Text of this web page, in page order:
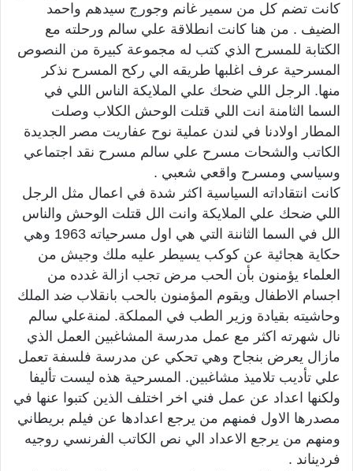
كانت تضم كل من سمير غانم وجورج سيدهم واحمد
الضيف . من هنا كانت انطلاقة علي سالم ورحلته مع
الكتابة للمسرح الذي كتب له مجموعة كبيرة من النصوص
المسرحية عرف اغلبها طريقه الي ركح المسرح نذكر
منها. الرجل اللي ضحك علي الملايكة الناس اللي في
السما الثامنة انت اللي قتلت الوحش الكلاب وصلت
المطار اولادنا في لندن عملية نوح عفاريت مصر الجديدة
الكاتب والشحات مسرح علي سالم مسرح نقد اجتماعي
وسياسي ومسرح واقعي شعبي .
كانت انتقاداته السياسية اكثر شدة في اعمال مثل الرجل
اللي ضحك علي الملايكة وانت الل قتلت الوحش والناس
الل في السما الثاننة التي هي اول مسرحياته 1963 وهي
حكاية هجائية عن كوكب يسيطر عليه ملك وجيش من
العلماء يؤمنون بأن الحب مرض تجب ازالة غدده من
اجسام الاطفال ويقوم المؤمنون بالحب بانقلاب ضد الملك
وحاشيته بقيادة وزير الطب في المملكة. لمنةعلي سالم
نال شهرته اكثر مع عمل مدرسة المشاغبين العمل الذي
مازال يعرض بنجاح وهي تحكي عن مدرسة فلسفة تعمل
علي تأديب تلاميذ مشاغبين. المسرحية هذه ليست تأليفا
ولكنها اعداد عن عمل فني اخر اختلف الذين كتبوا عنها في
مصدرها الاول فمنهم من يرجع اعدادها عن فيلم بريطاني
ومنهم من يرجع الاعداد الي نص الكاتب الفرنسي روجيه
فرديناند .